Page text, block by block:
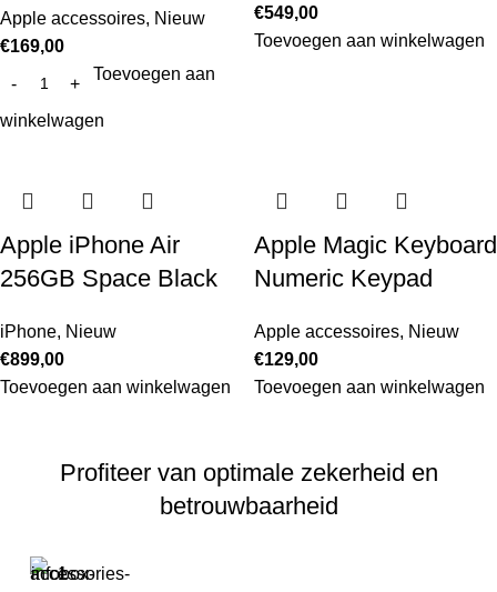
Apple accessoires, Nieuw
€169,00
Toevoegen aan
winkelwagen
€549,00
Toevoegen aan winkelwagen
Apple iPhone Air
256GB Space Black
iPhone, Nieuw
€899,00
Toevoegen aan winkelwagen
Apple Magic Keyboard
Numeric Keypad
Apple accessoires, Nieuw
€129,00
Toevoegen aan winkelwagen
Profiteer van optimale zekerheid en
betrouwbaarheid